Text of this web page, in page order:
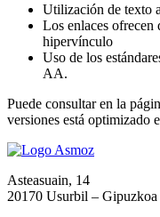
Utilización de texto
Los enlaces ofrecen
hipervínculo
Uso de los
AA.
Puede consultar en la
versiones está optimizado
Asteasuain, 14
20170 Usurbil – Gipuzkoa